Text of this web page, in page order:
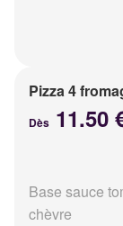
Pizza 4
Dès 11.50
Base sauce
chèvre